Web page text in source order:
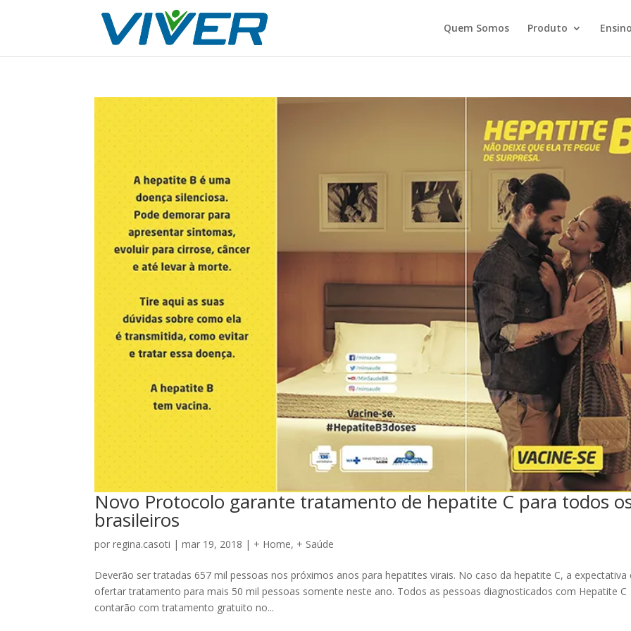
Quem Somos Produto
Novo Protocolo garante tratamento de hepatite C para todos
brasileiros
porregina.casoti |mar 19, 2018 | + Home, + Saúde
Deverão ser tratadas 657 mil pessoas nos próximos anos para hepatites virais. No caso da hepatite C, a expectativa
ofertar tratamento para mais 50 mil pessoas somente neste ano. Todos as pessoas diagnosticados com Hepatite C
contarão com tratamento gratuito no...